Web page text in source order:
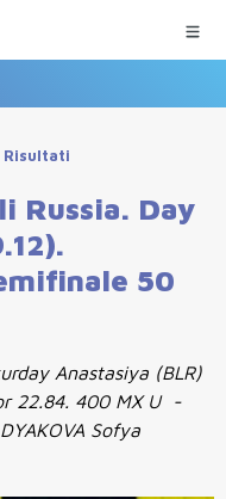
Risultati
Russia. Day
50
Anastasiya (BLR)
22.84. 400 MX U -
Sofya